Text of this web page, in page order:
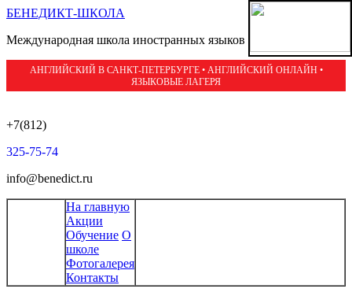
БЕНЕДИКТ-ШКОЛА
Международная школа иностранных языков
АНГЛИЙСКИЙ В САНКТ-ПЕТЕРБУРГЕ • АНГЛИЙСКИЙ ОНЛАЙН •
ЯЗЫКОВЫЕ ЛАГЕРЯ
+7(812)
325-75-74
info@benedict.ru
На главную
Акции
Обучение О
школе
Фотогалерея
Контакты